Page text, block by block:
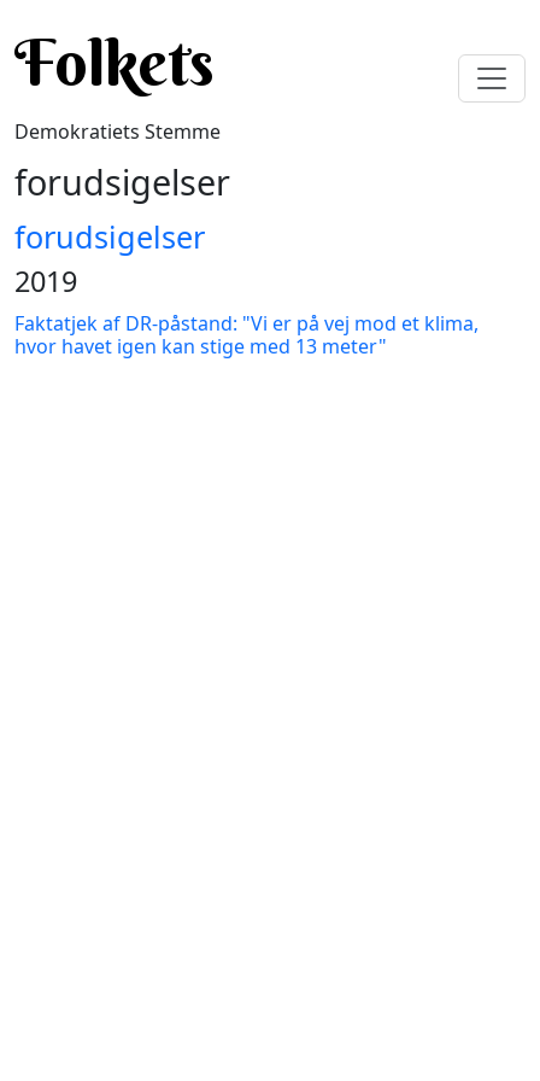
Folkets
Demokratiets Stemme
forudsigelser
forudsigelser
2019
Faktatjek af DR-påstand: "Vi er på vej mod et klima,
hvor havet igen kan stige med 13 meter"